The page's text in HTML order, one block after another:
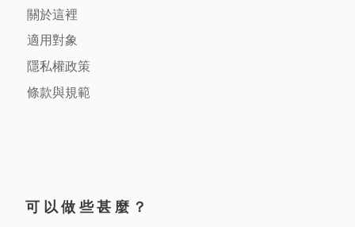
關於這裡
適用對象
隱私權政策
條款與規範
可以做些甚麼？